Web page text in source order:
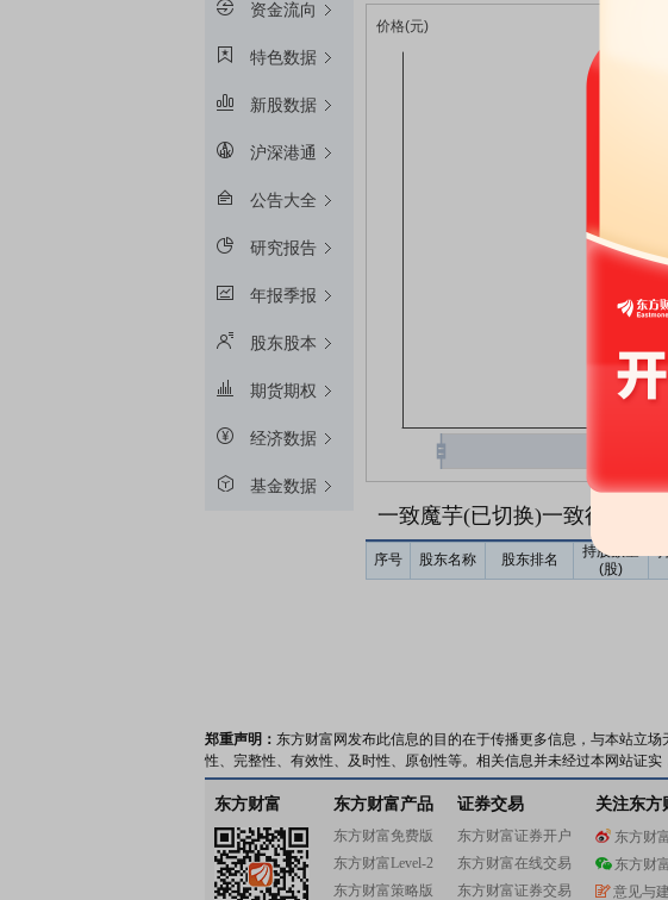
资金流向
特色数据
新股数据
沪深港通
公告大全
研究报告
年报季报
股东股本
期货期权
经济数据
基金数据
一致魔芋(已切换)一致行动人明
序号 股东名称 股东排名
持股数量
(股)
郑重声明： 东方财富网发布此信息的目的在于传播更多信息，与本站立
性、完整性、有效性、及时性、原创性等。相关信息并未经过本网站证实
东方财富 东方财富产品
东方财富免费版
东方财富Level-2
东方财富策略版
证券交易
东方财富证券开户
东方财富在线交易
东方财富证券交易
关注东方
东方财
东方财
意见与